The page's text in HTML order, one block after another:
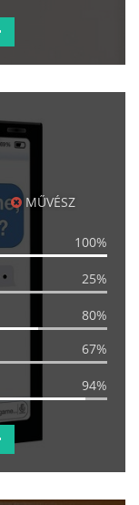
MŰVÉSZ
100%
25%
80%
67%
94%